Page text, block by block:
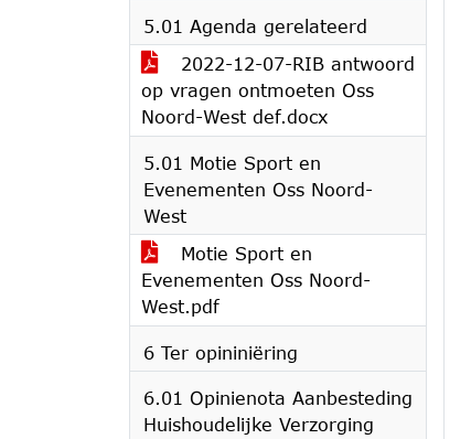
5.01 Agenda gerelateerd
2022-12-07-RIB antwoord
op vragen ontmoeten Oss
Noord-West def.docx
5.01 Motie Sport en
Evenementen Oss Noord-
West
Motie Sport en
Evenementen Oss Noord-
West.pdf
6 Ter opininiëring
6.01 Opinienota Aanbesteding
Huishoudelijke Verzorging